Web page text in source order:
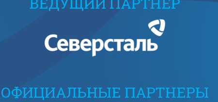
ОФИЦИАЛЬНЫЕ ПАРТНЕРЫ